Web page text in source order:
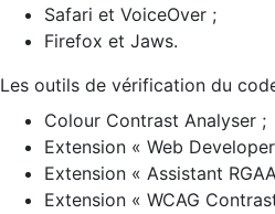
Safari et VoiceOver ;
Firefox et Jaws.
Les outils de vérification du
Colour Contrast Analyser ;
Extension « Web
Extension « Assistant
Extension « WCAG